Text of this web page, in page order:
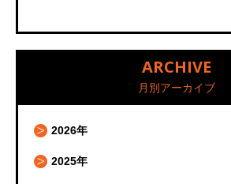
ARCHIVE
月別アーカイブ
2026年
2025年